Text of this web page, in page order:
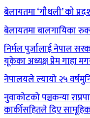
बेलायतमा ‘गौथली’ को
बेलायतमा बालगायिका
निर्मल पुर्जालाई नेपाल
यूकेका अध्यक्ष प्रेम गाहा
नेपालयले ल्यायो २५
नुवाकोटको पञ्चकन्या
कार्कीसहितले दिए